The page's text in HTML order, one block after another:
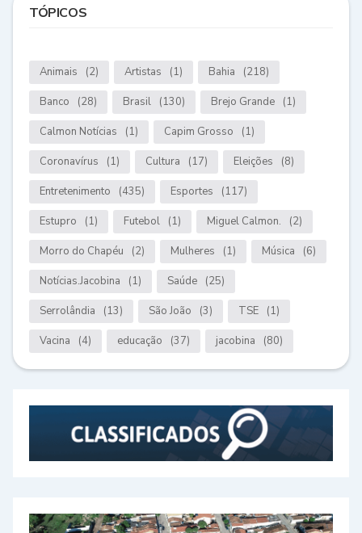
TÓPICOS
Animais (2) Artistas (1) Bahia (218)
Banco (28) Brasil (130) Brejo Grande (1)
Calmon Notícias (1) Capim Grosso (1)
Coronavírus (1) Cultura (17) Eleições (8)
Entretenimento (435) Esportes (117)
Estupro (1) Futebol (1) Miguel Calmon. (2)
Morro do Chapéu (2) Mulheres (1) Música (6)
Notícias.Jacobina (1) Saúde (25)
Serrolândia (13) São João (3) TSE (1)
Vacina (4) educação (37) jacobina (80)